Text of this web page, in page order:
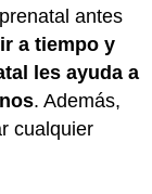
antes
a tiempo y
les ayuda a
. Además,
cualquier